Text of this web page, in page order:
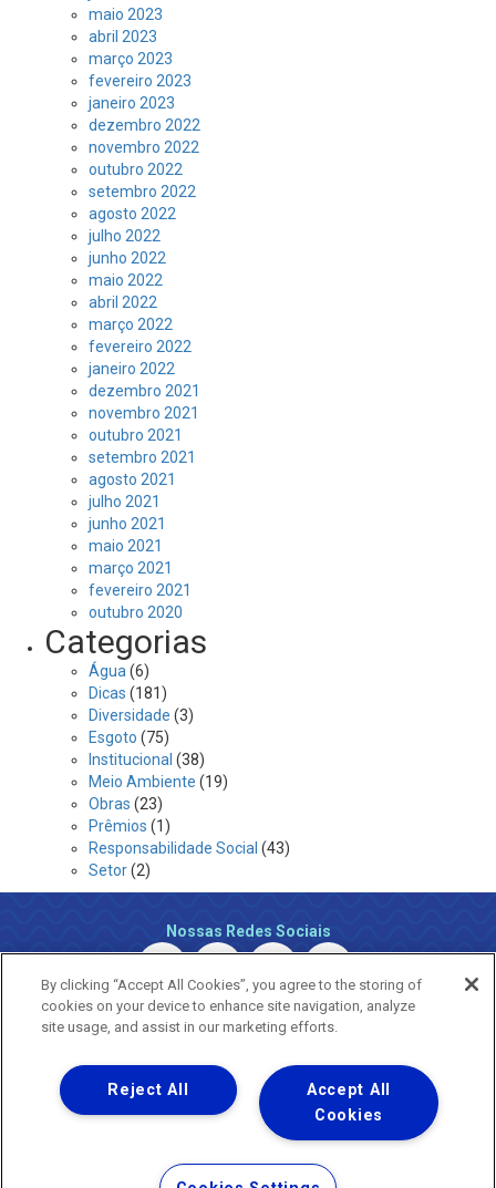
maio 2023
abril 2023
março 2023
fevereiro 2023
janeiro 2023
dezembro 2022
novembro 2022
outubro 2022
setembro 2022
agosto 2022
julho 2022
junho 2022
maio 2022
abril 2022
março 2022
fevereiro 2022
janeiro 2022
dezembro 2021
novembro 2021
outubro 2021
setembro 2021
agosto 2021
julho 2021
junho 2021
maio 2021
março 2021
fevereiro 2021
outubro 2020
Categorias
Água (6)
Dicas (181)
Diversidade (3)
Esgoto (75)
Institucional (38)
Meio Ambiente (19)
Obras (23)
Prêmios (1)
Responsabilidade Social (43)
Setor(2)
Nossas Redes Sociais
Uma empresa
Copyright ® 2026 - Todos os Direitos Reservados.
Nossa natureza movimenta a vida
Termos Gerais de Uso de Sites e Aplicativos
By clicking “Accept All Cookies”, you agree to the storing of
cookies on your device to enhance site navigation, analyze
site usage, and assist in our marketing efforts.
Accept All
Cookies
Reject All